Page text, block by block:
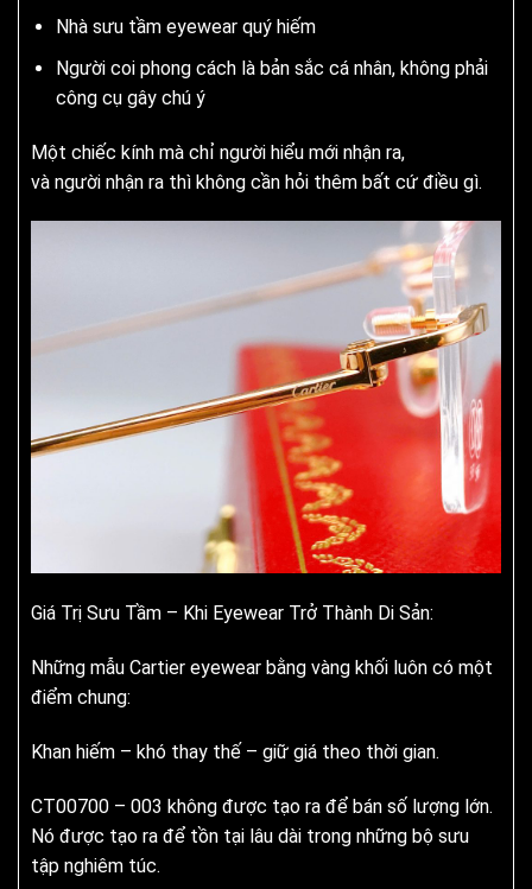
Nhà sưu tầm eyewear quý hiếm
Người coi phong cách là bản sắc cá nhân, không phải
công cụ gây chú ý
Một chiếc kính mà chỉ người hiểu mới nhận ra,
và người nhận ra thì không cần hỏi thêm bất cứ điều gì.
Giá Trị Sưu Tầm – Khi Eyewear Trở Thành Di Sản:
Những mẫu Cartier eyewear bằng vàng khối luôn có một
điểm chung:
Khan hiếm – khó thay thế – giữ giá theo thời gian.
CT00700 – 003 không được tạo ra để bán số lượng lớn.
Nó được tạo ra để tồn tại lâu dài trong những bộ sưu
tập nghiêm túc.